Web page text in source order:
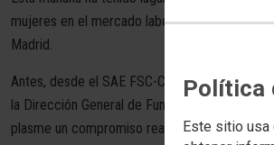
Política
Este sitio usa
mujeres en el mercado laboral, organizada
Madrid.
Antes, desde el SAE FSC-CCOO también
la Dirección General de Función Pública
plasme un compromiso real por la igualdad y